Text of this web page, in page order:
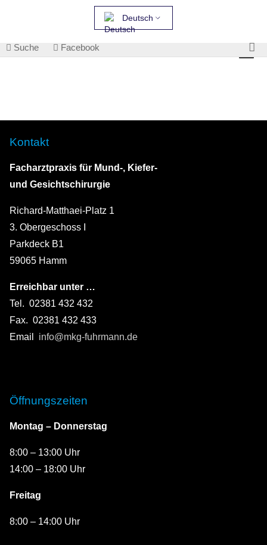
Deutsch
Suche Facebook
Kontakt
Facharztpraxis für Mund-, Kiefer-
und Gesichtschirurgie
Richard-Matthaei-Platz 1
3. Obergeschoss I
Parkdeck B1
59065 Hamm
Erreichbar unter …
Tel. 02381 432 432
Fax. 02381 432 433
Email info@mkg-fuhrmann.de
Öffnungszeiten
Montag – Donnerstag
8:00 – 13:00 Uhr
14:00 – 18:00 Uhr
Freitag
8:00 – 14:00 Uhr